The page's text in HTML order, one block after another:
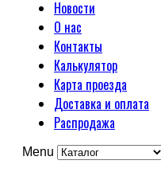
Новости
О нас
Контакты
Калькулятор
Карта проезда
Доставка и оплата
Распродажа
Menu